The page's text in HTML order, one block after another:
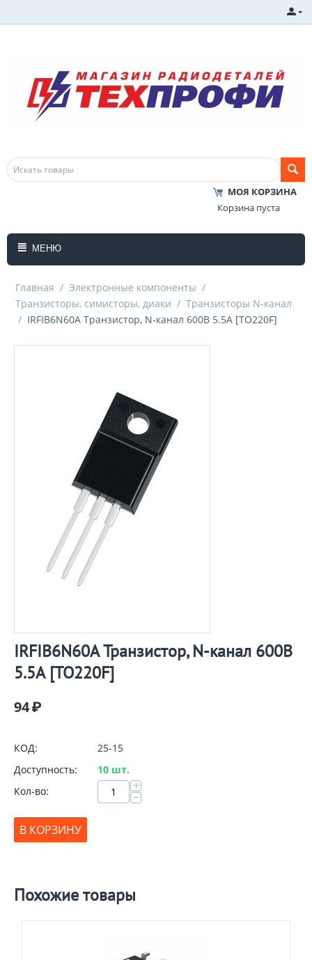
МОЯ КОРЗИНА
Корзина пуста
МЕНЮ
Главная / Электронные компоненты /
Транзисторы, симисторы, диаки / Транзисторы N-канал
/ IRFIB6N60A Транзистор, N-канал 600В 5.5А [TO220F]
IRFIB6N60A Транзистор, N-канал 600В
5.5А [TO220F]
94₽
КОД:
25-15
Доступность:
10 шт.
Кол-во:
+
−
В КОРЗИНУ
Похожие товары